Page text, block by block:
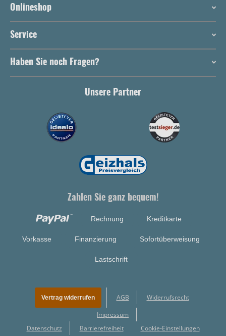
Onlineshop
Service
Haben Sie noch Fragen?
Unsere Partner
Zahlen Sie ganz bequem!
Rechnung Kreditkarte
Vorkasse Finanzierung Sofortüberweisung
Lastschrift
Vertrag widerrufen AGB Widerrufsrecht
Impressum
Datenschutz
Barrierefreiheit Cookie-Einstellungen